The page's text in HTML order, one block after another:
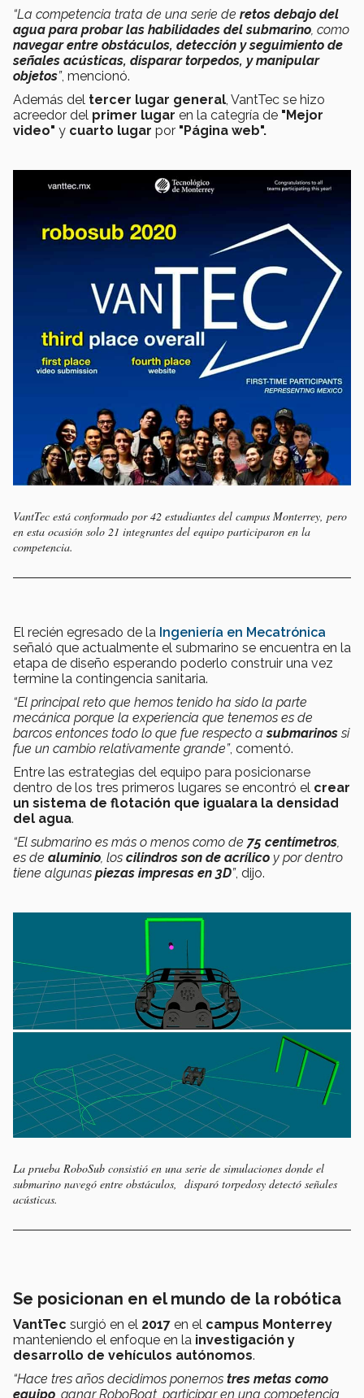
“La competencia trata de una serie de retos debajo del
agua para probar las habilidades del submarino, como
navegar entre obstáculos, detección y seguimiento de
señales acústicas, disparar torpedos, y manipular
objetos”, mencionó.
Además del tercer lugar general, VantTec se hizo
acreedor del primer lugar en la categría de "Mejor
video" y cuarto lugar por "Página web".
VantTec está conformado por 42 estudiantes del campus Monterrey, pero
en esta ocasión solo 21 integrantes del equipo participaron en la
competencia.
El recién egresado de la Ingeniería en Mecatrónica
señaló que actualmente el submarino se encuentra en la
etapa de diseño esperando poderlo construir una vez
termine la contingencia sanitaria.
“El principal reto que hemos tenido ha sido la parte
mecánica porque la experiencia que tenemos es de
barcos entonces todo lo que fue respecto asubmarinossi
fue un cambio relativamente grande”, comentó.
Entre las estrategias del equipo para posicionarse
dentro de los tres primeros lugares se encontró el crear
un sistema de flotación que igualara la densidad
del agua.
“El submarino es más o menos como de 75 centímetros
es de aluminio , los cilindros son de acrílico y por dentro
tiene algunas piezas impresas en 3D”, dijo.
La prueba RoboSub consistió en una serie de simulaciones donde el
submarino navegó entre obstáculos, disparó torpedosy detectó señales
acústicas.
Se posicionan en el mundo de la robótica
VantTec surgió en el 2017 en el campus Monterrey
manteniendo el enfoque en la investigación y
desarrollo de vehículos autónomos.
“Hace tres años decidimos ponernos tres metas como
equipo , ganar RoboBoat, participar en una competencia